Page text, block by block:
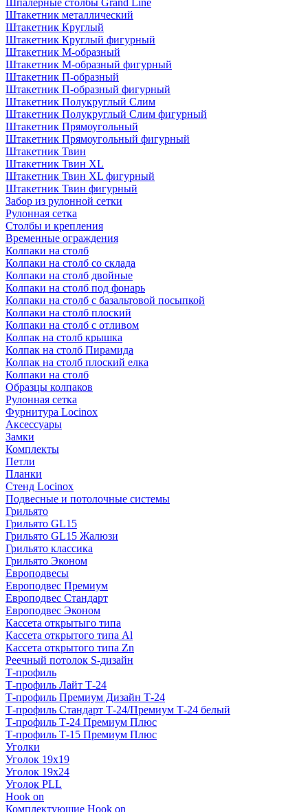
Шпалерные столбы Grand Line
Штакетник металлический
Штакетник Круглый
Штакетник Круглый фигурный
Штакетник М-образный
Штакетник М-образный фигурный
Штакетник П-образный
Штакетник П-образный фигурный
Штакетник Полукруглый Слим
Штакетник Полукруглый Слим фигурный
Штакетник Прямоугольный
Штакетник Прямоугольный фигурный
Штакетник Твин
Штакетник Твин XL
Штакетник Твин XL фигурный
Штакетник Твин фигурный
Забор из рулонной сетки
Рулонная сетка
Столбы и крепления
Временные ограждения
Колпаки на столб
Колпаки на столб со склада
Колпаки на столб двoйные
Колпаки на столб под фонарь
Колпаки на столб с базальтовой посыпкой
Колпаки на столб плоский
Колпаки на столб с отливом
Колпак на столб крышка
Колпак на столб Пирамида
Колпак на столб плоский елка
Колпаки на столб
Образцы колпаков
Рулонная сетка
Фурнитура Locinox
Аксессуары
Замки
Комплекты
Петли
Планки
Стенд Locinox
Подвесные и потолочные системы
Грильято
Грильято GL15
Грильято GL15 Жалюзи
Грильято классика
Грильято Эконом
Европодвесы
Европодвес Премиум
Европодвес Стандарт
Европодвес Эконом
Кассета открытыго типа
Кассета открытого типа Al
Кассета открытого типа Zn
Реечный потолок S-дизайн
Т-профиль
Т-профиль Лайт Т-24
Т-профиль Премиум Дизайн Т-24
Т-профиль Стандарт Т-24/Премиум Т-24 белый
Т-профиль Т-24 Премиум Плюс
Т-профиль Т-15 Премиум Плюс
Уголки
Уголок 19х19
Уголок 19х24
Уголок PLL
Hook on
Комплектующие Hook on